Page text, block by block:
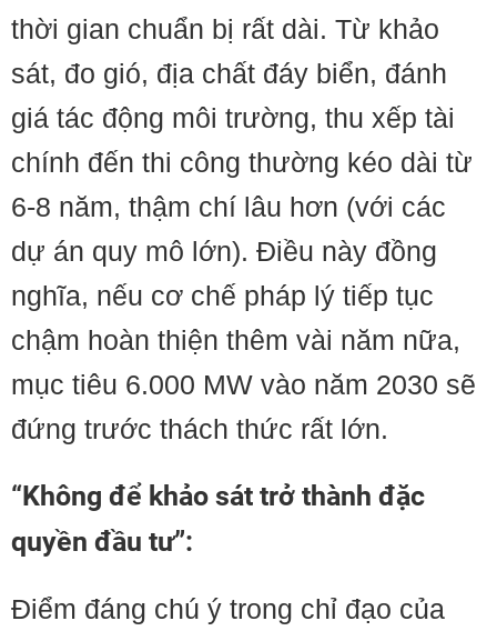
thời gian chuẩn bị rất dài. Từ khảo
sát, đo gió, địa chất đáy biển, đánh
giá tác động môi trường, thu xếp tài
chính đến thi công thường kéo dài từ
6-8 năm, thậm chí lâu hơn (với các
dự án quy mô lớn). Điều này đồng
nghĩa, nếu cơ chế pháp lý tiếp tục
chậm hoàn thiện thêm vài năm nữa,
mục tiêu 6.000 MW vào năm 2030 sẽ
đứng trước thách thức rất lớn.
“Không để khảo sát trở thành đặc
quyền đầu tư”:
Điểm đáng chú ý trong chỉ đạo của